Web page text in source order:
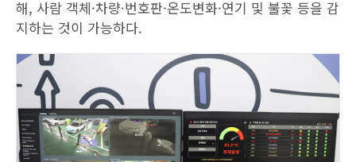
해, 사람 객체·차량·번호판·온도변화·연기 및 불꽃 등을 감
지하는 것이 가능하다.